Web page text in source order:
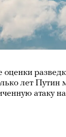
оценки
лет Путин
атаку